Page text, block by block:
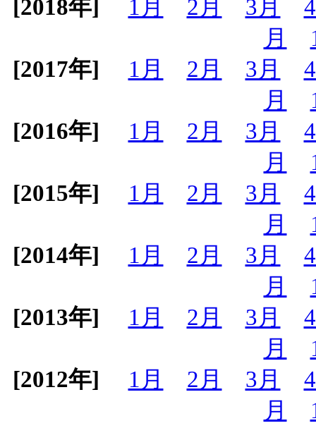
[2018年] 1月 2月 3月
月
[2017年]
1月 2月 3月
月
[2016年]
1月 2月 3月
月
[2015年]
1月 2月 3月
月
[2014年]
1月 2月 3月
月
[2013年]
1月 2月 3月
月
[2012年]
1月 2月 3月
月